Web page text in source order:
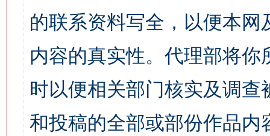
的联系资料写全，以便本
内容的真实性。代理部将
时以便相关部门核实及调
和投稿的全部或部份作品